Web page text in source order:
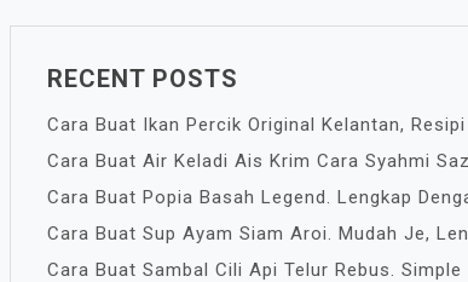
RECENT POSTS
Cara Buat Ikan Percik Original Kelantan,
Cara Buat Air Keladi Ais Krim Cara Syahmi
Cara Buat Popia Basah Legend. Lengkap
Cara Buat Sup Ayam Siam Aroi. Mudah Je,
Cara Buat Sambal Cili Api Telur Rebus.